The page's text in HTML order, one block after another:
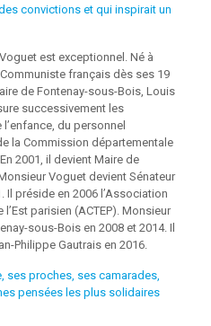
convictions et qui inspirait un
est exceptionnel. Né à
français dès ses 19
de Fontenay-sous-Bois, Louis
successivement les
du personnel
la Commission départementale
2001, il devient Maire de
Voguet devient Sénateur
Il préside en 2006 l’Association
parisien (ACTEP). Monsieur
sous-Bois en 2008 et 2014. Il
Philippe Gautrais en 2016.
ses proches, ses camarades,
pensées les plus solidaires